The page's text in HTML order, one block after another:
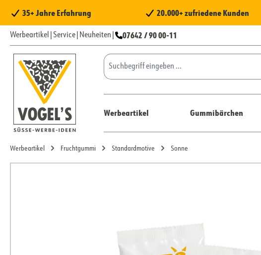
Hauptinhalt springen
Zur Suche springen
Zur Hauptnavigation springen
35+ Jahre Erfahrung 20.000+ zufriedene Kunden
Werbeartikel Service Neuheiten 07642 / 90 00-11
Werbeartikel Gummibärchen
Werbeartikel Fruchtgummi Standardmotive Sonne